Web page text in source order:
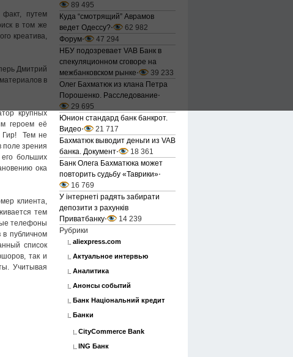
путем
в том же
креатива,
Дмитрий
в
крупных
героем её
Гир! Тем не
поле зрения
больших
ока
клиента,
тем
телефоны
в публичном
список
так и
Учитывая
89 495
Куда “смотрящий” Аврамов
ведет Одессу?⋅
62 982
Форум⋅
47 294
НБУ подозревает VAB Банк в
спекуляционном сговоре на
межбанковском рынке⋅
39 233
Олег Бахматюк из клана Петра
Порошенко. Расследование⋅
29 695
Юнион стандард банк банкрот.
Видео⋅
21 717
Бахматюк выводит деньги из VAB
банка. Документ⋅
18 361
Банк Олега Бахматюка может
повторить судьбу «Таврики»⋅
16 769
У інтернеті радять забирати
депозити з рахунків
Приватбанку⋅
14 239
Рубрики
aliexpress.com
Актуальное интервью
Аналитика
Анонсы событий
Банк Національний кредит
Банки
CityCommerce Bank
ING Банк